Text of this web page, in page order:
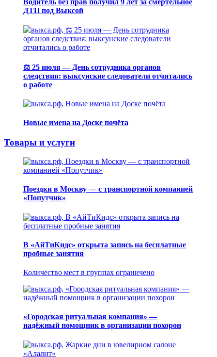
Водитель без прав получил 9 лет за смертельное
ДТП под Выксой
⚖️ 25 июля — День сотрудника органов
следствия: выксунские следователи отчитались
о работе
Новые имена на Доске почёта
Товары и услуги
Поездки в Москву — с транспортной компанией
«Попутчик»
В «АйТиКидс» открыта запись на бесплатные
пробные занятия
Количество мест в группах ограничено
«Городская ритуальная компания» —
надёжный помощник в организации похорон